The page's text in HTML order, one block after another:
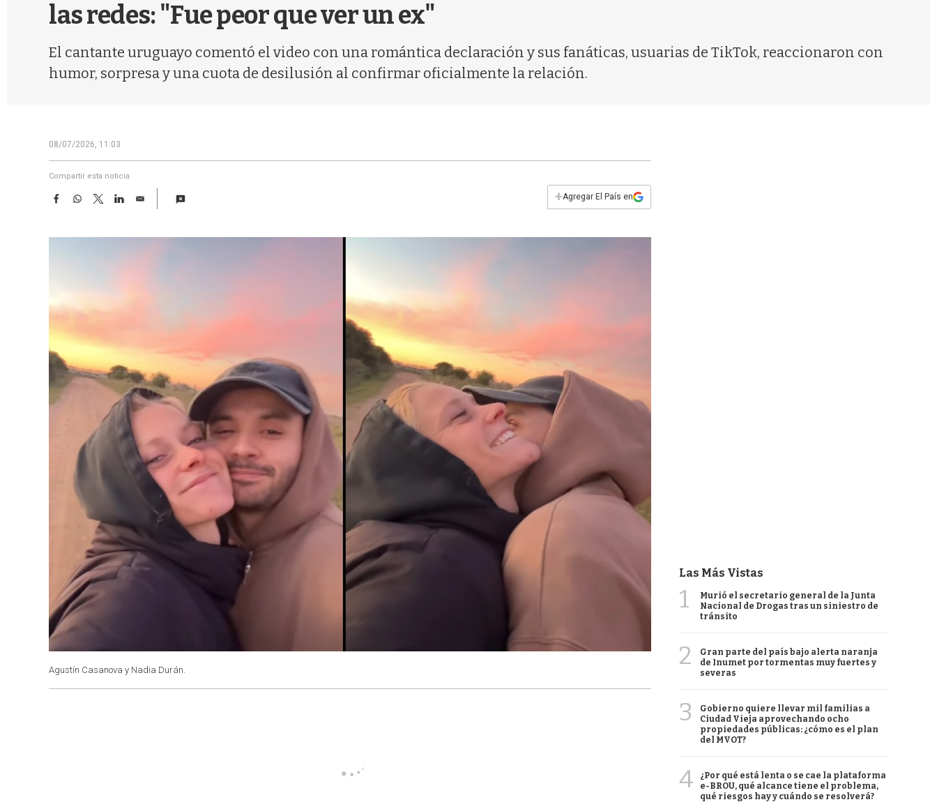
las redes: "Fue peor que ver un ex"
El cantante uruguayo comentó el video con una romántica declaración y sus fanáticas, usuarias de TikTok, reaccionaron con
humor, sorpresa y una cuota de desilusión al confirmar oficialmente la relación.
08/07/2026, 11:03
Compartir esta noticia
F
e
W
t
T
w
t
L
k
E
i
+Agregar El País en
Agustín Casanova y Nadia Durán.
Las Más Vistas
1
Murió el secretario general de la Junta
Nacional de Drogas tras un siniestro de
tránsito
2
Gran parte del país bajo alerta naranja
de Inumet por tormentas muy fuertes y
severas
3
Gobierno quiere llevar mil familias a
Ciudad Vieja aprovechando ocho
propiedades públicas: ¿cómo es el plan
del MVOT?
4
¿Por qué está lenta o se cae la plataforma
e-BROU, qué alcance tiene el problema,
qué riesgos hay y cuándo se resolverá?